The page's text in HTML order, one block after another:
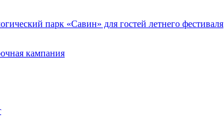
парк «Савин» для гостей летнего фестиваля
кампания